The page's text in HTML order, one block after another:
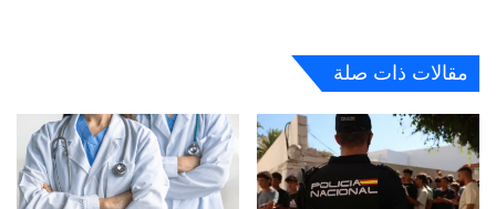
مقالات ذات صلة